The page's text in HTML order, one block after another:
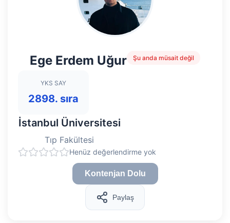
Ege Erdem Uğur Şu anda müsait değil
YKS SAY
2898. sıra
İstanbul Üniversitesi
Tıp Fakültesi
Henüz değerlendirme yok
Kontenjan Dolu
Paylaş